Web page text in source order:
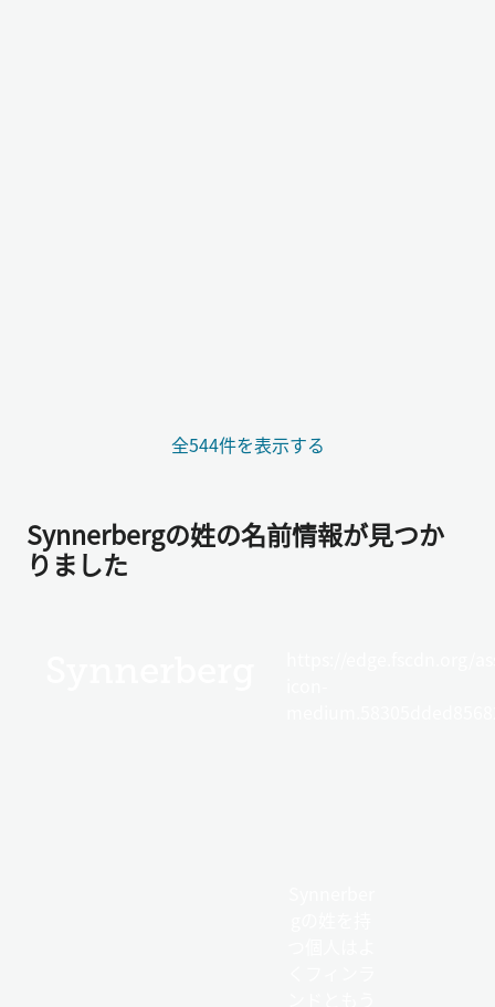
全544件を表示する
Synnerbergの姓の名前情報が見つか
りました